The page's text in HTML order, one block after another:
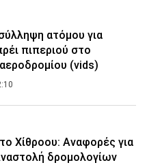
ατόμου για
πιπεριού στο
(vids)
Χίθροου: Αναφορές για
δρομολογίων